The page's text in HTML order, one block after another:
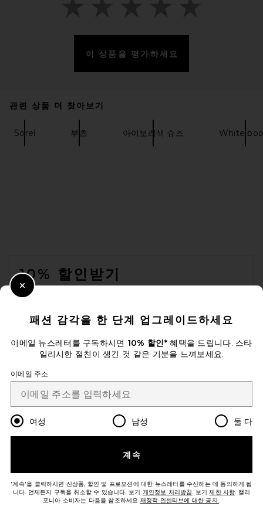
Nike
Dr. Martens T-bar Boot in
Dr. Martens
$77 전 가격:
$170
이 상품을 평가하세요
관련 상품 더 찾아보기
Sorel 부츠 아이보리색 슈즈 White
10% 할인받기
이메일을 제출하여 뉴스레터를 구독하실 수 있습니다. 언제든지 수신 거
Email Address
Sign Up
Change Country Regions
개선에 도움을 주세요!
고객센터
패션 감각을 한 단계 업그레이드하세요
이메일 뉴스레터를 구독하시면 10% 할인*혜택을 드립니다. 스타
일리시한 절친이 생긴 것 같은 기분을 느껴보세요.
이메일 주소
여성 남성 둘 다
계속
'계속'을 클릭하시면 신상품, 할인 및 프로모션에 대한 뉴스레터를 수신하는 데 동의하게 됩
니다. 언제든지 구독을 취소할 수 있습니다. 보기 개인정보 처리방침. 보기제한 사항. 캘리
포니아 소비자는 다음을 참조하세요 재정적 인센티브에 대한 공지..
Close Modal